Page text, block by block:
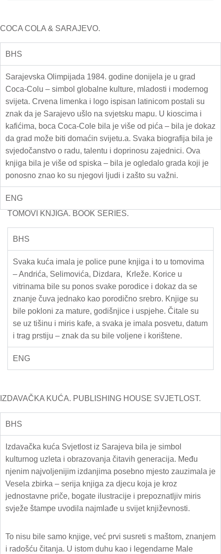
COCA COLA & SARAJEVO.
BHS
Sarajevska Olimpijada 1984. godine donijela je u grad
Coca-Colu – simbol globalne kulture, mladosti i modernog
svijeta. Crvena limenka i logo ispisan latinicom postali su
znak da je Sarajevo ušlo na svjetsku mapu. U kioscima i
kafićima, boca Coca-Cole bila je više od pića – bila je dokaz
da grad može biti domaćin svijetu.a. Svaka biografija bila je
svjedočanstvo o radu, talentu i doprinosu zajednici. Ova
knjiga bila je više od spiska – bila je ogledalo grada koji je
ponosno znao ko su njegovi ljudi i zašto su važni.
ENG
TOMOVI KNJIGA. BOOK SERIES.
BHS
Svaka kuća imala je police pune knjiga i to u tomovima
– Andrića, Selimovića, Dizdara, Krleže. Korice u
vitrinama bile su ponos svake porodice i dokaz da se
znanje čuva jednako kao porodično srebro. Knjige su
bile pokloni za mature, godišnjice i uspjehe. Čitale su
se uz tišinu i miris kafe, a svaka je imala posvetu, datum
i trag prstiju – znak da su bile voljene i korištene.
ENG
IZDAVAČKA KUĆA. PUBLISHING HOUSE SVJETLOST.
BHS
Izdavačka kuća Svjetlost iz Sarajeva bila je simbol
kulturnog uzleta i obrazovanja čitavih generacija. Među
njenim najvoljenijim izdanjima posebno mjesto zauzimala je
Vesela zbirka – serija knjiga za djecu koja je kroz
jednostavne priče, bogate ilustracije i prepoznatljiv miris
svježe štampe uvodila najmlađe u svijet književnosti.
To nisu bile samo knjige, već prvi susreti s maštom, znanjem
i radošću čitanja. U istom duhu kao i legendarne Male